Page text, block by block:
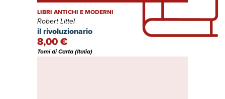
il rivoluzionario
LIBRI ANTICHI E MODERNI
Robert Littel
8,00 €
Tomi di Carta (Italia)